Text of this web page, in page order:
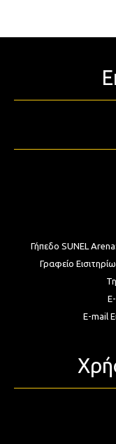
Γήπεδο SUNEL Arena:
Γραφείο
E-mail